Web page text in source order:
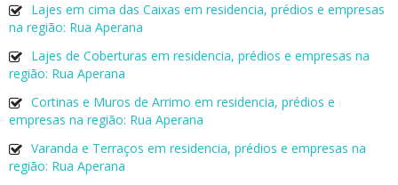
Lajes em cima das Caixas em residencia, prédios e empresas
na região: Rua Aperana
Lajes de Coberturas em residencia, prédios e empresas na
região: Rua Aperana
Cortinas e Muros de Arrimo em residencia, prédios e
empresas na região: Rua Aperana
Varanda e Terraços em residencia, prédios e empresas na
região: Rua Aperana